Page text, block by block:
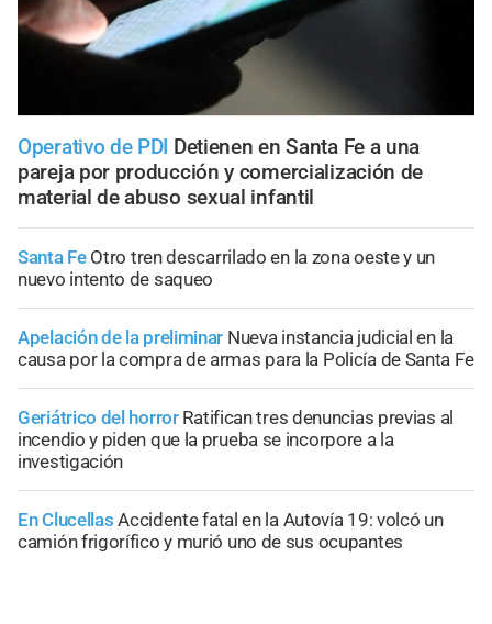
Operativo de PDI Detienen en Santa Fe a una
pareja por producción y comercialización de
material de abuso sexual infantil
Santa Fe Otro tren descarrilado en la zona oeste y un
nuevo intento de saqueo
Apelación de la preliminar Nueva instancia judicial en la
causa por la compra de armas para la Policía de Santa Fe
Geriátrico del horror Ratifican tres denuncias previas al
incendio y piden que la prueba se incorpore a la
investigación
En Clucellas Accidente fatal en la Autovía 19: volcó un
camión frigorífico y murió uno de sus ocupantes